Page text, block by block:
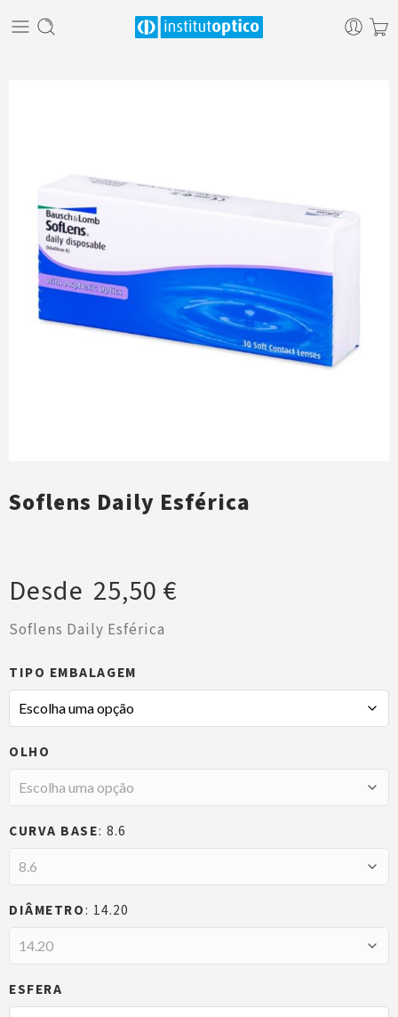
Soflens Daily Esférica
Desde 25,50 €
Soflens Daily Esférica
TIPO EMBALAGEM
OLHO
CURVA BASE 8.6
DIÂMETRO 14.20
ESFERA